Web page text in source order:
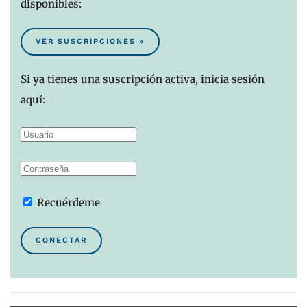
disponibles:
VER SUSCRIPCIONES »
Si ya tienes una suscripción activa, inicia sesión
aquí:
Recuérdeme
CONECTAR